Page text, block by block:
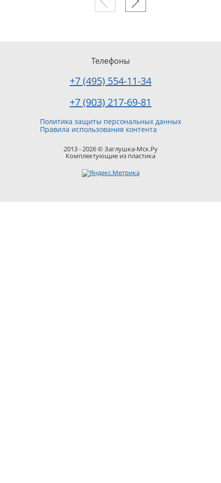
2013 - 2026 © Заглушка-Мск.Ру
Комплектующие из пластика
Политика защиты персональных данных
Правила использования контента
Телефоны
+7 (495) 554-11-34
+7 (903) 217-69-81